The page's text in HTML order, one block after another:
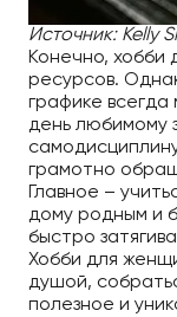
Источник: Kelly
Конечно, хобби
ресурсов.
графике всегда
день любимому
грамотно
Главное –
дому родным и
быстро
Хобби для
душой,
полезное и